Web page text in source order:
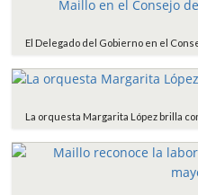
El Delegado del Gobierno en el
La orquesta Margarita López brilla